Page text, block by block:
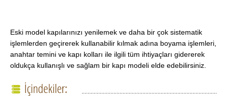
Eski model kapılarınızı yenilemek ve daha bir çok sistematik
işlemlerden geçirerek kullanabilir kılmak adına boyama işlemleri,
anahtar temini ve kapı kolları ile ilgili tüm ihtiyaçları gidererek
oldukça kullanışlı ve sağlam bir kapı modeli elde edebilirsiniz.